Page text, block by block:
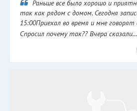
Раньше все было хорошо и
так как рядом с домом. Сегодня
15:00Приехал во время и мне говорят
Спросил почему так?? Вчера